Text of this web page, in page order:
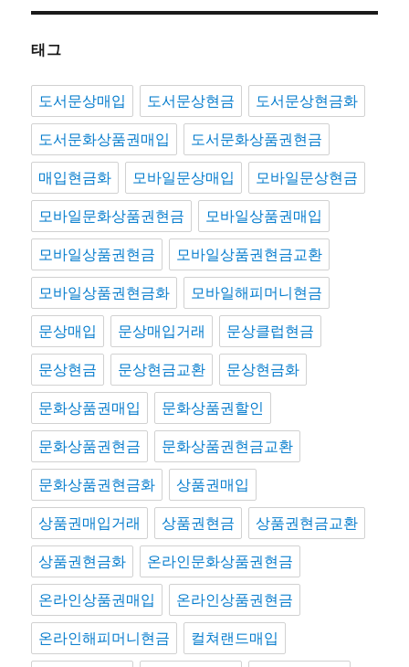
태그
도서문상매입 도서문상현금 도서문상현금화
도서문화상품권매입 도서문화상품권현금
매입현금화 모바일문상매입 모바일문상현금
모바일문화상품권현금 모바일상품권매입
모바일상품권현금 모바일상품권현금교환
모바일상품권현금화 모바일해피머니현금
문상매입 문상매입거래 문상클럽현금
문상현금 문상현금교환 문상현금화
문화상품권매입 문화상품권할인
문화상품권현금 문화상품권현금교환
문화상품권현금화 상품권매입
상품권매입거래 상품권현금 상품권현금교환
상품권현금화 온라인문화상품권현금
온라인상품권매입 온라인상품권현금
온라인해피머니현금 컬쳐랜드매입